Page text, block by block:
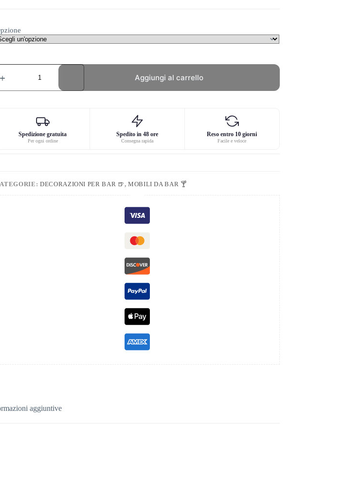
Aggiungi al carrello
Spedizione gratuita
Per ogni ordine
Spedito in 48 ore
Consegna rapida
Reso entro 10 giorni
Facile e veloce
DECORAZIONI PER BAR 🍺, MOBILI DA BAR 🍸
aggiuntive